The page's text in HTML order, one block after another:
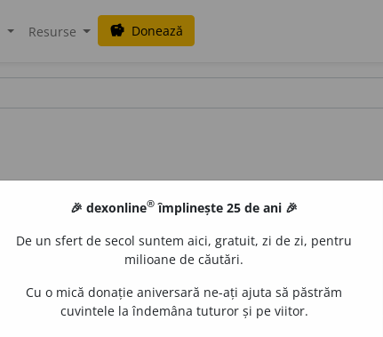
Resurse savings Donează
🎉 dexonline® împlinește 25 de ani 🎉
De un sfert de secol suntem aici, gratuit, zi de zi, pentru
milioane de căutări.
Cu o mică donație aniversară ne-ați ajuta să păstrăm
cuvintele la îndemâna tuturor și pe viitor.